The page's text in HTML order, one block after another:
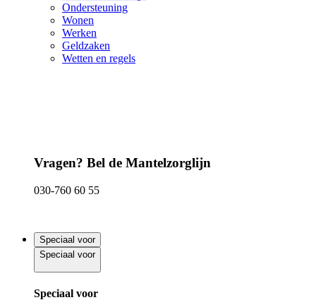
Ondersteuning
Wonen
Werken
Geldzaken
Wetten en regels
Vragen? Bel de Mantelzorglijn
030-760 60 55
Speciaal voor
Speciaal voor
Speciaal voor